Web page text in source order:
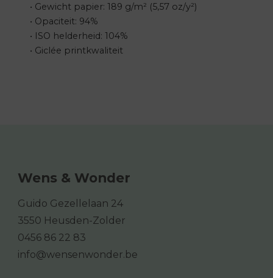
• Gewicht papier: 189 g/m² (5,57 oz/y²)
• Opaciteit: 94%
• ISO helderheid: 104%
• Giclée printkwaliteit
Wens & Wonder
Guido Gezellelaan 24
3550 Heusden-Zolder
0456 86 22 83
info@wensenwonder.be